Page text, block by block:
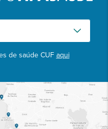
de saúde CUF aqui